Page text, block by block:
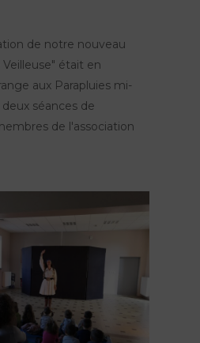
de notre nouveau
était en
aux Parapluies mi-
séances de
de l'association